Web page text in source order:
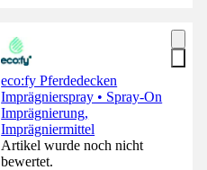
eco:fy Pferdedecken
Imprägnierspray • Spray-On
Imprägnierung,
Imprägniermittel
Artikel wurde noch nicht
bewertet.